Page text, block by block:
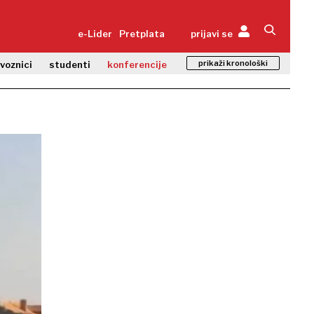
e-Lider Pretplata prijavi se
studenti konferencije prikaži kronološki